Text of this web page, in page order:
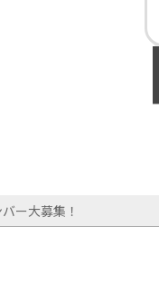
ー大募集！